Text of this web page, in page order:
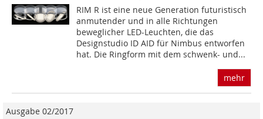
RIM R ist eine neue Generation futuristisch
anmutender und in alle Richtungen
beweglicher LED-Leuchten, die das
Designstudio ID AID für Nimbus entworfen
hat. Die Ringform mit dem schwenk- und...
mehr
Ausgabe 02/2017